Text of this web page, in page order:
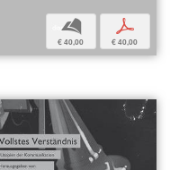
b
€ 40,00
p
€ 40,00